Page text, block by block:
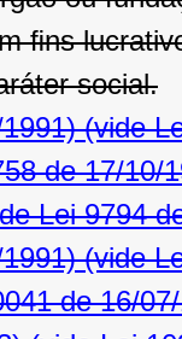
ﬁns
social.
(vide
de 17/10/
Lei 9794
(vide
de 16/